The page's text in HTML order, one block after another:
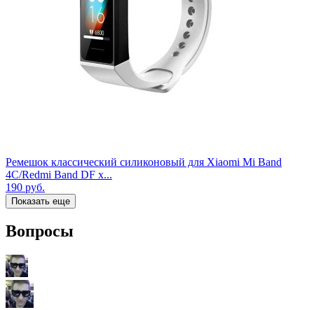
Ремешок классический силиконовый для Xiaomi Mi Band
4C/Redmi Band DF x...
190 руб.
Показать еще
Вопросы